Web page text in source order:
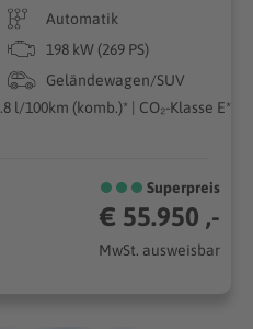
Automatik
198 kW (269 PS)
Geländewagen/SUV
l/100km (komb.)* | CO₂-Klasse E*
Superpreis
€ 55.950 ,-
MwSt. ausweisbar